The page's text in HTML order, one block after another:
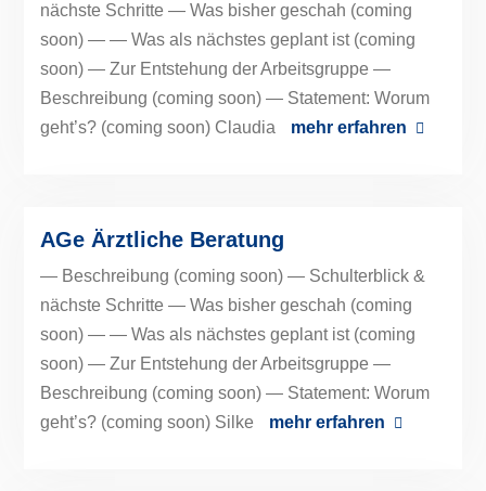
nächste Schritte — Was bisher geschah (coming
soon) — — Was als nächstes geplant ist (coming
soon) — Zur Entstehung der Arbeitsgruppe —
Beschreibung (coming soon) — Statement: Worum
geht’s? (coming soon) Claudia
mehr erfahren
AGe Ärztliche Beratung
— Beschreibung (coming soon) — Schulterblick &
nächste Schritte — Was bisher geschah (coming
soon) — — Was als nächstes geplant ist (coming
soon) — Zur Entstehung der Arbeitsgruppe —
Beschreibung (coming soon) — Statement: Worum
geht’s? (coming soon) Silke
mehr erfahren